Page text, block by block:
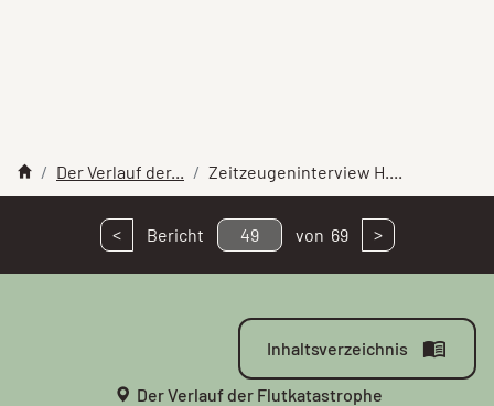
Der Verlauf der... Zeitzeugeninterview H....
< Bericht 49 von 69 >
Inhaltsverzeichnis
Der Verlauf der Flutkatastrophe